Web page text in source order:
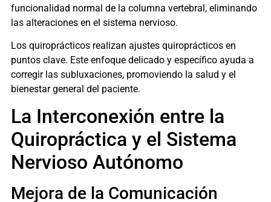
funcionalidad normal de la columna vertebral, eliminando
las alteraciones en el sistema nervioso.
Los quiroprácticos realizan ajustes quiroprácticos en
puntos clave. Este enfoque delicado y específico ayuda a
corregir las subluxaciones, promoviendo la salud y el
bienestar general del paciente.
La Interconexión entre la
Quiropráctica y el Sistema
Nervioso Autónomo
Mejora de la Comunicación